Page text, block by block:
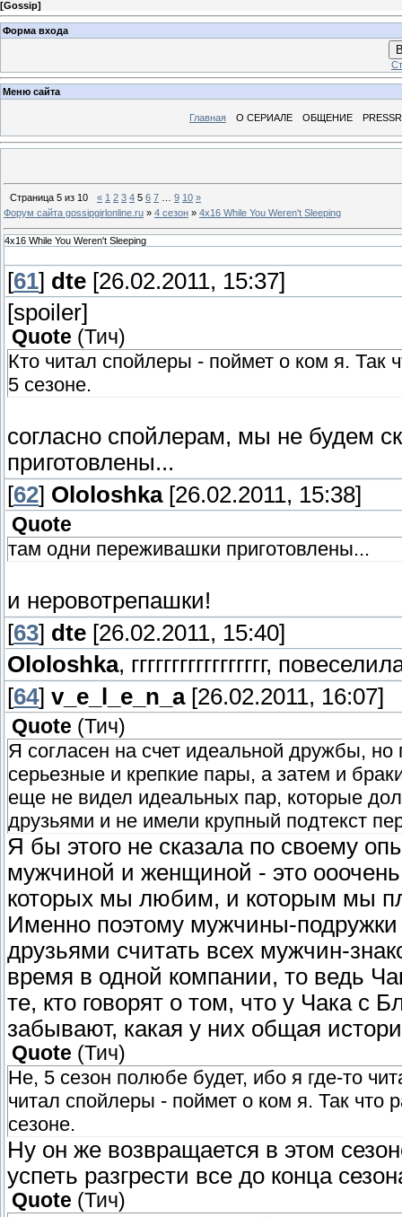
[Gossip]
Форма входа
Меню сайта
Главная О СЕРИАЛЕ ОБЩЕНИЕ
Страница 5 из 10 « 1 2 3 4 5 6 7 9 10 »
Форум сайта gossipgirlonline.ru » 4 сезон » 4x16 While You Weren't Sleeping
4x16 While You Weren't Sleeping
[61] dte [26.02.2011, 15:37]
[spoiler]
Quote (Тич)
Кто читал спойлеры - поймет о ком я. Так
5 сезоне.
согласно спойлерам, мы не будем
приготовлены...
[62] Ololoshka[26.02.2011, 15:38]
Quote
там одни переживашки приготовлены...
и неровотрепашки!
[63] dte [26.02.2011, 15:40]
Ololoshka, ггггггггггггггггг,
[64] v_e_l_e_n_a[26.02.2011, 16:07]
Quote (Тич)
Я согласен на счет идеальной дружбы,
серьезные и крепкие пары, а затем и
еще не видел идеальных пар, которые
друзьями и не имели крупный подтекст
Я бы этого не сказала по своему
мужчиной и женщиной - это
которых мы любим, и которым мы
Именно поэтому мужчины-
друзьями считать всех мужчин-
время в одной компании, то ведь
те, кто говорят о том, что у Чака с
забывают, какая у них общая
Quote (Тич)
Не, 5 сезон полюбе будет, ибо я где-то
читал спойлеры - поймет о ком я. Так что
сезоне.
Ну он же возвращается в этом
успеть разгрести все до конца
Quote (Тич)